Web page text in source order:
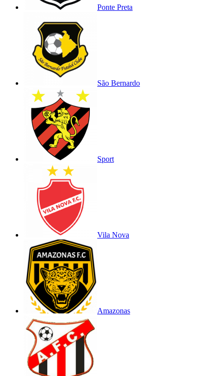
Ponte Preta
São Bernardo
Sport
Vila Nova
Amazonas